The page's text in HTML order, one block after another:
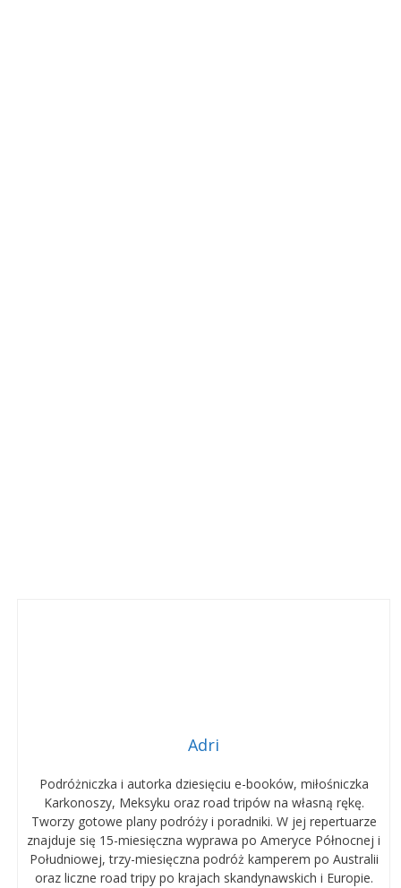
Adri
Podróżniczka i autorka dziesięciu e-booków, miłośniczka
Karkonoszy, Meksyku oraz road tripów na własną rękę.
Tworzy gotowe plany podróży i poradniki. W jej repertuarze
znajduje się 15-miesięczna wyprawa po Ameryce Północnej i
Południowej, trzy-miesięczna podróż kamperem po Australii
oraz liczne road tripy po krajach skandynawskich i Europie.